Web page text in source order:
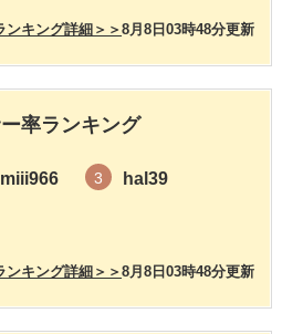
8月8日03時48分更新
ンキング詳細＞＞
率ランキング
miii966 3 hal39
8月8日03時48分更新
ンキング詳細＞＞